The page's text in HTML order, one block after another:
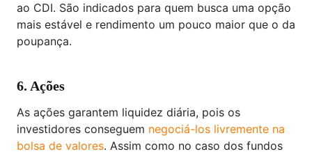
ao CDI. São indicados para quem busca uma opção
mais estável e rendimento um pouco maior que o da
poupança.
6. Ações
As ações garantem liquidez diária, pois os
investidores conseguem negociá-los livremente na
bolsa de valores. Assim como no caso dos fundos